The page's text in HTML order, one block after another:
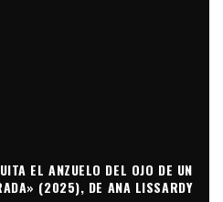
EL ANZUELO DEL OJO DE UN
(2025), DE ANA LISSARDY